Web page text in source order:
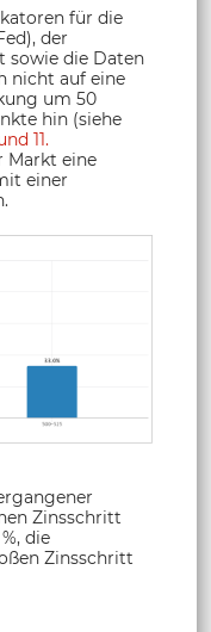
für die
der
sowie die Daten
nicht auf eine
um 50
hin (siehe
11.
Markt eine
einer
Zinsschritt
die
Zinsschritt